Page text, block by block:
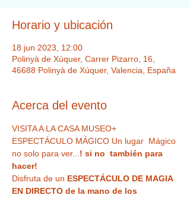
Horario y ubicación
18 jun 2023, 12:00
Polinyà de Xúquer, Carrer Pizarro, 16,
46688 Polinyà de Xúquer, Valencia, España
Acerca del evento
VISITA A LA CASA MUSEO+
ESPECTÁCULO MÁGICO Un lugar  Mágico
no solo para ver... ! si no  también para
hacer!
Disfruta de un ESPECTÁCULO DE MAGIA
EN DIRECTO de la mano de los